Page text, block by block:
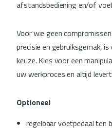
afstandsbediening en/of
Voor wie geen
precisie en gebruiksgemak,
keuze. Kies voor een
uw werkproces en altijd
Optioneel
regelbaar voetpedaal ten